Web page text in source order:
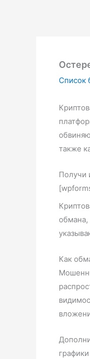
Список
также
Получи
Как